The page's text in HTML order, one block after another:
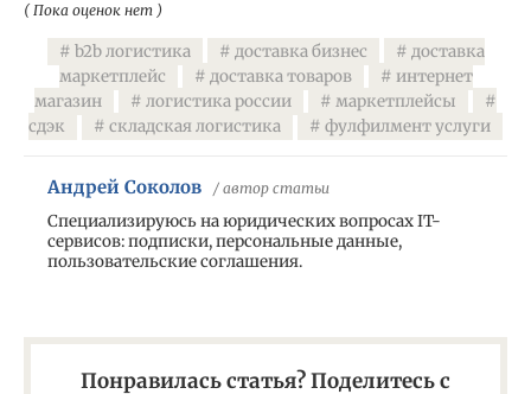
( Пока оценок нет )
b2b логистика доставка бизнес
доставка
маркетплейс
доставка товаров
интернет
магазин
логистика россии
маркетплейсы
сдэк
складская логистика фулфилмент услуги
Андрей Соколов / автор статьи
Специализируюсь на юридических вопросах IT-
сервисов: подписки, персональные данные,
пользовательские соглашения.
Понравилась статья? Поделитесь с